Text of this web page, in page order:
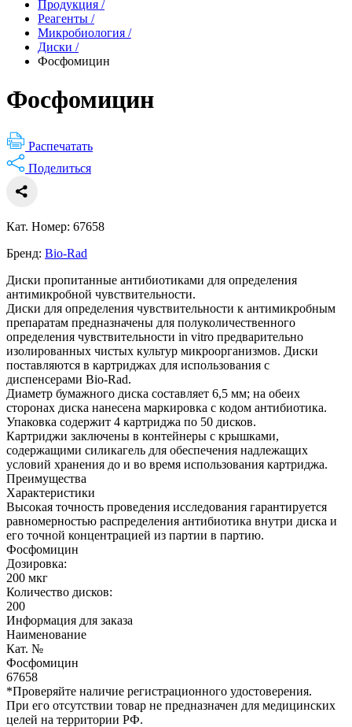
Продукция /
Реагенты /
Микробиология /
Диски /
Фосфомицин
Фосфомицин
Распечатать
Поделиться
Кат. Номер: 67658
Бренд: Bio-Rad
Диски пропитанные антибиотиками для определения
антимикробной чувствительности.
Диски для определения чувствительности к антимикробным
препаратам предназначены для полуколичественного
определения чувствительности in vitro предварительно
изолированных чистых культур микроорганизмов. Диски
поставляются в картриджах для использования с
диспенсерами Bio-Rad.
Диаметр бумажного диска составляет 6,5 мм; на обеих
сторонах диска нанесена маркировка с кодом антибиотика.
Упаковка содержит 4 картриджа по 50 дисков.
Картриджи заключены в контейнеры с крышками,
содержащими силикагель для обеспечения надлежащих
условий хранения до и во время использования картриджа.
Преимущества
Характеристики
Высокая точность проведения исследования гарантируется
равномерностью распределения антибиотика внутри диска и
его точной концентрацией из партии в партию.
Фосфомицин
Дозировка:
200 мкг
Количество дисков:
200
Информация для заказа
Наименование
Кат. №
Фосфомицин
67658
*Проверяйте наличие регистрационного удостоверения.
При его отсутствии товар не предназначен для медицинских
целей на территории РФ.